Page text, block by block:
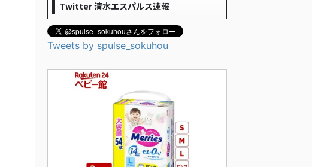
Twitter 清水エスパルス速報
Tweets by spulse_sokuhou